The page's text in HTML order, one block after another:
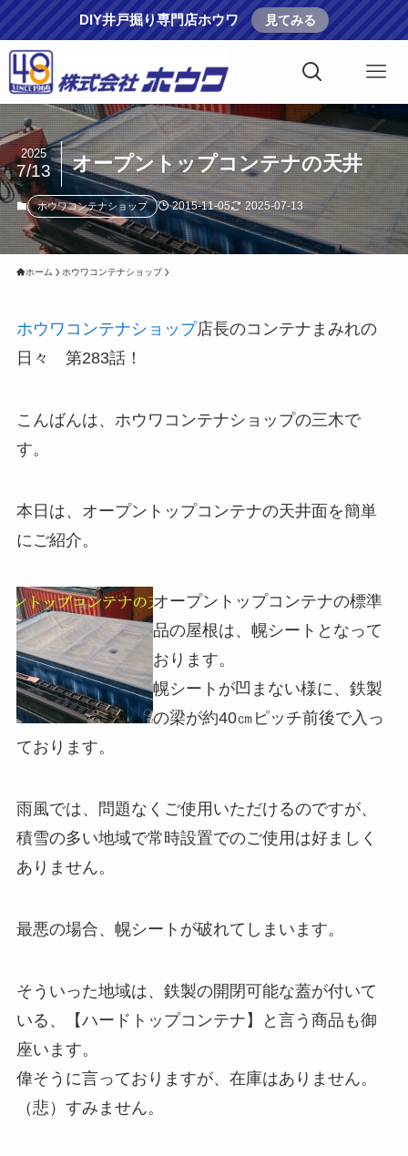
DIY井戸掘り専門店ホウワ 見てみる
オープントップコンテナの天井
2025
7/13
ホウワコンテナショップ 2015-11-05 2025-07-13
ホーム ホウワコンテナショップ
ホウワコンテナショップ店長のコンテナまみれの
日々 第283話！
こんばんは、ホウワコンテナショップの三木で
す。
本日は、オープントップコンテナの天井面を簡単
にご紹介。
オープントップコンテナの標準
品の屋根は、幌シートとなって
おります。
幌シートが凹まない様に、鉄製
の梁が約40㎝ピッチ前後で入っ
ております。
雨風では、問題なくご使用いただけるのですが、
積雪の多い地域で常時設置でのご使用は好ましく
ありません。
最悪の場合、幌シートが破れてしまいます。
そういった地域は、鉄製の開閉可能な蓋が付いて
いる、【ハードトップコンテナ】と言う商品も御
座います。
偉そうに言っておりますが、在庫はありません。
（悲）すみません。